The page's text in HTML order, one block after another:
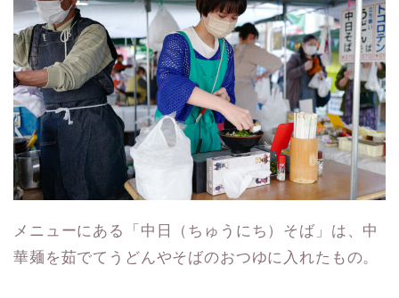
メニューにある「中日（ちゅうにち）そば」は、中
華麺を茹でてうどんやそばのおつゆに入れたもの。